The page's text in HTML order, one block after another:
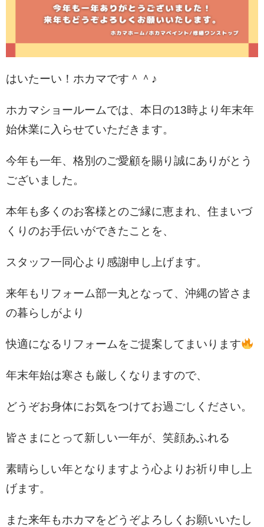
はいたーい！ホカマです＾＾♪
ホカマショールームでは、本日の13時より年末年
始休業に入らせていただきます。
今年も一年、格別のご愛顧を賜り誠にありがとう
ございました。
本年も多くのお客様とのご縁に恵まれ、住まいづ
くりのお手伝いができたことを、
スタッフ一同心より感謝申し上げます。
来年もリフォーム部一丸となって、沖縄の皆さま
の暮らしがより
快適になるリフォームをご提案してまいります
年末年始は寒さも厳しくなりますので、
どうぞお身体にお気をつけてお過ごしください。
皆さまにとって新しい一年が、笑顔あふれる
素晴らしい年となりますよう心よりお祈り申し上
げます。
また来年もホカマをどうぞよろしくお願いいたし